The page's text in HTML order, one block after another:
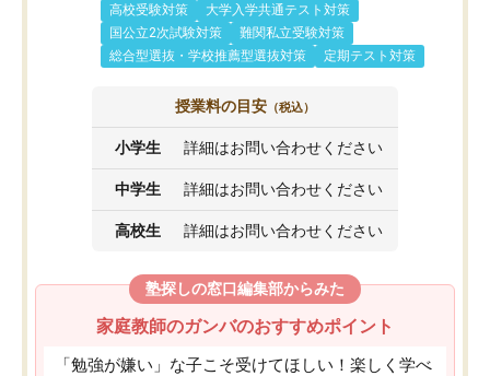
高校受験対策
大学入学共通テスト対策
国公立2次試験対策
難関私立受験対策
総合型選抜・学校推薦型選抜対策
定期テスト対策
授業料の目安 （税込）
小学生 詳細はお問い合わせください
中学生 詳細はお問い合わせください
高校生 詳細はお問い合わせください
塾探しの窓口編集部からみた
家庭教師のガンバのおすすめポイント
「勉強が嫌い」な子こそ受けてほしい！楽しく学べ